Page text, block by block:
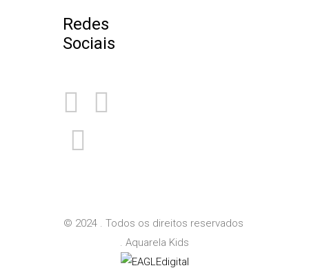
Redes
Sociais
© 2024 . Todos os direitos reservados
. Aquarela Kids